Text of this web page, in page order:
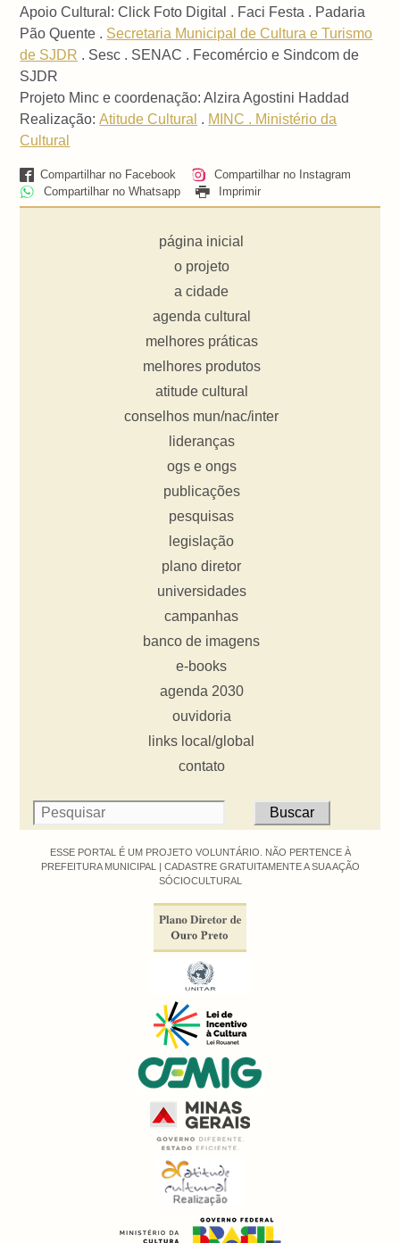
Apoio Cultural: Click Foto Digital . Faci Festa . Padaria
Pão Quente . Secretaria Municipal de Cultura e Turismo
de SJDR . Sesc . SENAC . Fecomércio e Sindcom de
SJDR
Projeto Minc e coordenação: Alzira Agostini Haddad
Realização:Atitude Cultural . MINC . Ministério da
Cultural
Compartilhar no Facebook
Compartilhar no Instagram
Compartilhar no Whatsapp
Imprimir
página inicial
o projeto
a cidade
agenda cultural
melhores práticas
melhores produtos
atitude cultural
conselhos mun/nac/inter
lideranças
ogs e ongs
publicações
pesquisas
legislação
plano diretor
universidades
campanhas
banco de imagens
e-books
agenda 2030
ouvidoria
links local/global
contato
ESSE PORTAL É UM PROJETO VOLUNTÁRIO. NÃO PERTENCE À
PREFEITURA MUNICIPAL | CADASTRE GRATUITAMENTE A SUA AÇÃO
SÓCIOCULTURAL